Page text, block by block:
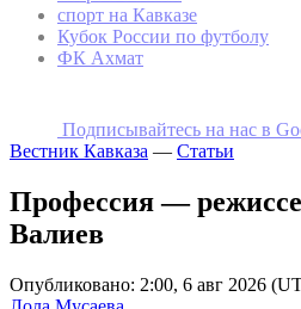
спорт на Кавказе
Кубок России по футболу
ФК Ахмат
Подписывайтесь на наc в
Вестник Кавказа — Статьи
Профессия —
Валиев
Опубликовано: 2:00, 6 авг 2026